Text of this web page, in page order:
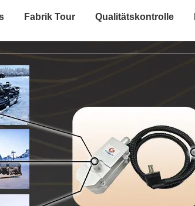
Fabrik Tour Qualitätskontrolle